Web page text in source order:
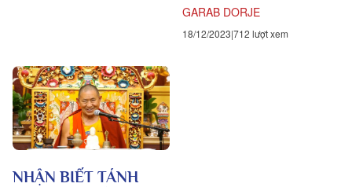
GARAB DORJE
18/12/2023 712 lượt xem
NHẬN BIẾT TÁNH